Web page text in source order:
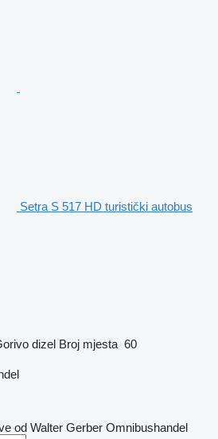
Setra S 517 HD turistički autobus
dizel Broj mjesta 60
od Walter Gerber Omnibushandel